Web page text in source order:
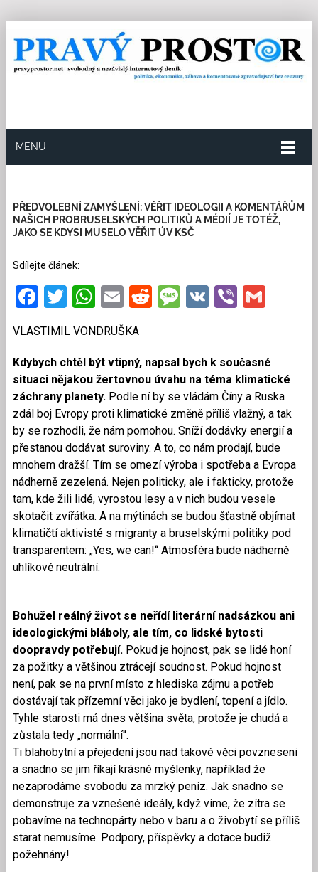
MENU
PŘEDVOLEBNÍ ZAMYŠLENÍ: VĚŘIT IDEOLOGII A KOMENTÁŘŮM
NAŠICH PROBRUSELSKÝCH POLITIKŮ A MÉDIÍ JE TOTÉŽ,
JAKO SE KDYSI MUSELO VĚŘIT ÚV KSČ
Sdílejte článek:
Facebook
Twitter
WhatsApp
EmailRedditMessage
VKViber
VLASTIMIL VONDRUŠKA
Kdybych chtěl být vtipný, napsal bych k současné
situaci nějakou žertovnou úvahu na téma klimatické
záchrany planety. Podle ní by se vládám Číny a Ruska
zdál boj Evropy proti klimatické změně příliš vlažný, a tak
by se rozhodli, že nám pomohou. Sníží dodávky energií a
přestanou dodávat suroviny. A to, co nám prodají, bude
mnohem dražší. Tím se omezí výroba i spotřeba a Evropa
nádherně zezelená. Nejen politicky, ale i fakticky, protože
tam, kde žili lidé, vyrostou lesy a v nich budou vesele
skotačit zvířátka. A na mýtinách se budou šťastně objímat
klimatičtí aktivisté s migranty a bruselskými politiky pod
transparentem: „Yes, we can!“ Atmosféra bude nádherně
uhlíkově neutrální.
Bohužel reálný život se neřídí literární nadsázkou ani
ideologickými bláboly, ale tím, co lidské bytosti
doopravdy potřebují. Pokud je hojnost, pak se lidé honí
za požitky a většinou ztrácejí soudnost. Pokud hojnost
není, pak se na první místo z hlediska zájmu a potřeb
dostávají tak přízemní věci jako je bydlení, topení a jídlo.
Tyhle starosti má dnes většina světa, protože je chudá a
zůstala tedy „normální“.
Ti blahobytní a přejedení jsou nad takové věci povzneseni
a snadno se jim říkají krásné myšlenky, například že
nezaprodáme svobodu za mrzký peníz. Jak snadno se
demonstruje za vznešené ideály, když víme, že zítra se
pobavíme na technopárty nebo v baru a o živobytí se příliš
starat nemusíme. Podpory, příspěvky a dotace budiž
požehnány!